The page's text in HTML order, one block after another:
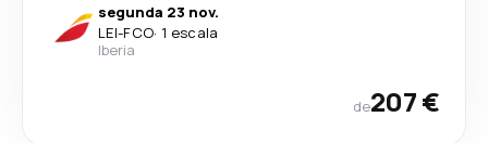
segunda 23 nov.
LEI-FCO· 1 escala
Iberia
de207 €